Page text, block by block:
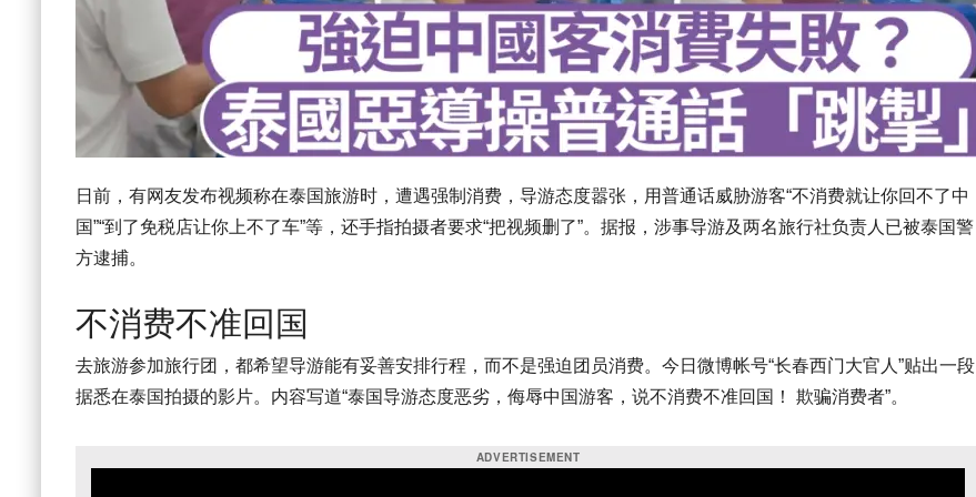
日前，有网友发布视频称在泰国旅游时，遭遇强制消费，导游态度嚣张，用普通话威胁游客“不消费就让你回不了中
国”“到了免税店让你上不了车”等，还手指拍摄者要求“把视频删了”。据报，涉事导游及两名旅行社负责人已被泰国警
方逮捕。
不消费不准回国
去旅游参加旅行团，都希望导游能有妥善安排行程，而不是强迫团员消费。今日微博帐号“长春西门大官人”贴出一段
据悉在泰国拍摄的影片。内容写道“泰国导游态度恶劣，侮辱中国游客，说不消费不准回国！ 欺骗消费者”。